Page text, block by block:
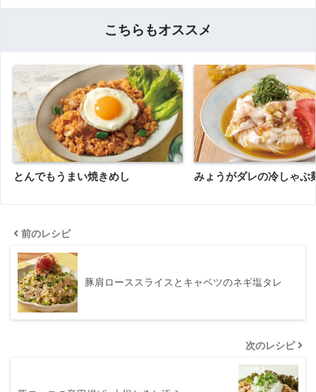
こちらもオススメ
とんでもうまい焼きめし みょうがダレの冷しゃぶ
前のレシピ
豚肩ローススライスとキャベツのネギ塩タレ
次のレシピ